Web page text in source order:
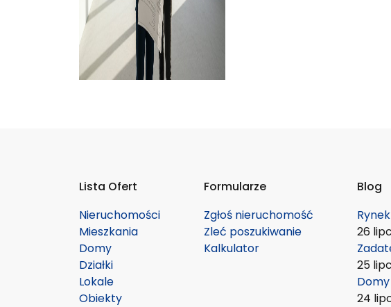
Lista Ofert
Nieruchomości
Mieszkania
Domy
Działki
Lokale
Obiekty
Formularze
Zgłoś nieruchomość
Zleć poszukiwanie
Kalkulator
Blog
26
25
24